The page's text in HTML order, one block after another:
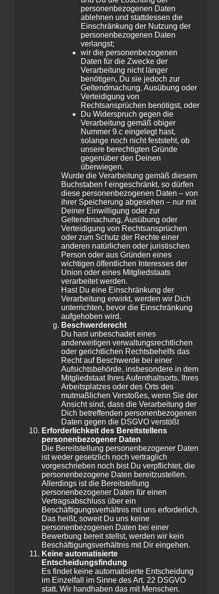
personenbezogenen Daten
ablehnen und stattdessen die
Einschränkung der Nutzung der
personenbezogenen Daten
verlangst;
wir die personenbezogenen
Daten für die Zwecke der
Verarbeitung nicht länger
benötigen, Du sie jedoch zur
Geltendmachung, Ausübung oder
Verteidigung von
Rechtsansprüchen benötigst, oder
Du Widerspruch gegen die
Verarbeitung gemäß obiger
Nummer 9.c eingelegt hast,
solange noch nicht feststeht, ob
unsere berechtigten Gründe
gegenüber den Deinen
überwiegen.
Wurde die Verarbeitung gemäß diesem
Buchstaben f eingeschränkt, so dürfen
diese personenbezogenen Daten – von
ihrer Speicherung abgesehen – nur mit
Deiner Einwilligung oder zur
Geltendmachung, Ausübung oder
Verteidigung von Rechtsansprüchen
oder zum Schutz der Rechte einer
anderen natürlichen oder juristischen
Person oder aus Gründen eines
wichtigen öffentlichen Interesses der
Union oder eines Mitgliedstaats
verarbeitet werden.
Hast Du eine Einschränkung der
Verarbeitung erwirkt, werden wir Dich
unterrichten, bevor die Einschränkung
aufgehoben wird.
Beschwerderecht
Du hast unbeschadet eines
anderweitigen verwaltungsrechtlichen
oder gerichtlichen Rechtsbehelfs das
Recht auf Beschwerde bei einer
Aufsichtsbehörde, insbesondere in dem
Mitgliedstaat Ihres Aufenthaltsorts, Ihres
Arbeitsplatzes oder des Orts des
mutmaßlichen Verstoßes, wenn Sie der
Ansicht sind, dass die Verarbeitung der
Dich betreffenden personenbezogenen
Daten gegen die DSGVO verstößt
Erforderlichkeit des Bereitstellens
personenbezogener Daten
Die Bereitstellung personenbezogener Daten
ist weder gesetzlich noch vertraglich
vorgeschrieben noch bist Du verpflichtet, die
personenbezogene Daten bereitzustellen.
Allerdings ist die Bereitstellung
personenbezogener Daten für einen
Vertragsabschluss über ein
Beschäftigungsverhältnis mit uns erforderlich.
Das heißt, soweit Du uns keine
personenbezogenen Daten bei einer
Bewerbung bereit stellst, werden wir kein
Beschäftigungsverhältnis mit Dir eingehen.
Keine automatisierte
Entscheidungsfindung
Es findet keine automatisierte Entscheidung
im Einzelfall im Sinne des Art. 22 DSGVO
statt. Wir handhaben das mit Menschen.